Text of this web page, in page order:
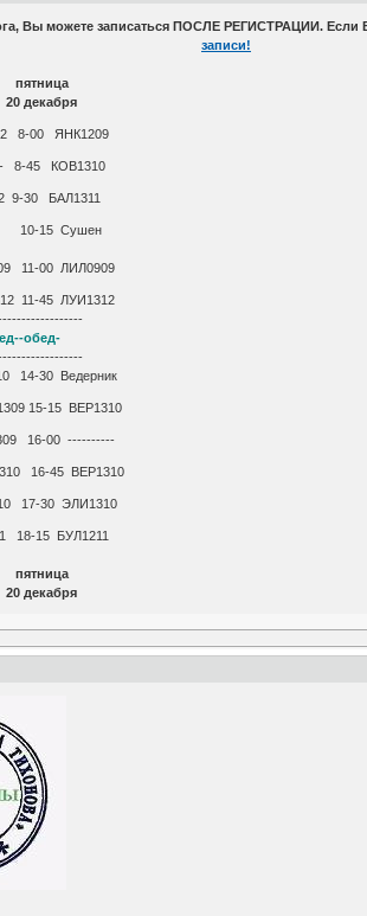
Вы можете записаться ПОСЛЕ РЕГИСТРАЦИИ. Если
записи!
декабря
8-00 ЯНК1209
8-45 КОВ1310
9-30 БАЛ1311
10-15 Сушен
11-00 ЛИЛ0909
11-45 ЛУИ1312
обед-
14-30 Ведерник
15-15 ВЕР1310
16-00 ----------
16-45 ВЕР1310
17-30 ЭЛИ1310
18-15 БУЛ1211
декабря